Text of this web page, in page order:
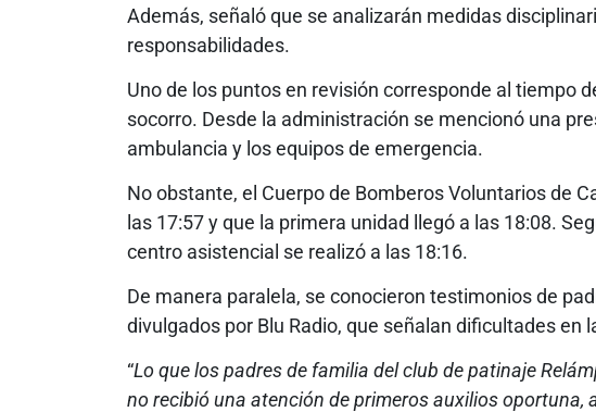
Además, señaló que se analizarán medidas
responsabilidades.
Uno de los puntos en revisión corresponde al tiempo
socorro. Desde la administración se mencionó una
ambulancia y los equipos de emergencia.
No obstante, el Cuerpo de Bomberos Voluntarios de
las 17:57 y que la primera unidad llegó a las 18:08.
centro asistencial se realizó a las 18:16.
De manera paralela, se conocieron testimonios de
divulgados por Blu Radio, que señalan dificultades en
“Lo que los padres de familia del club de patinaje
no recibió una atención de primeros auxilios oportuna,